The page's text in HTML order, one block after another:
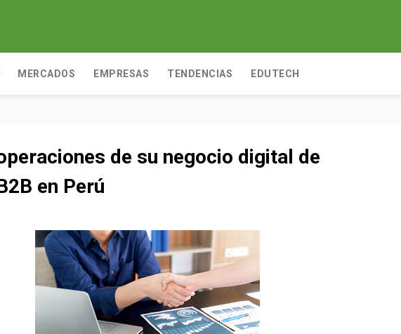
MERCADOS EMPRESAS TENDENCIAS EDUTECH
de su negocio digital de
en Perú